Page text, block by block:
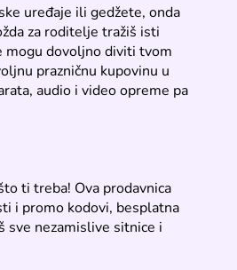
uređaje ili gedžete, onda
za roditelje tražiš isti
mogu dovoljno diviti tvom
prazničnu kupovinu u
audio i video opreme pa
ti treba! Ova prodavnica
i promo kodovi, besplatna
sve nezamislive sitnice i